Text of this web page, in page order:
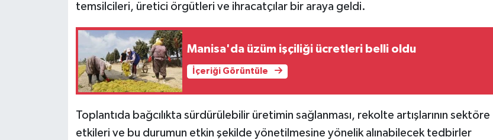
temsilcileri, üretici örgütleri ve ihracatçılar bir araya geldi.
Manisa'da üzüm işçiliği ücretleri belli oldu
İçeriği Görüntüle
Toplantıda bağcılıkta sürdürülebilir üretimin sağlanması, rekolte artışlarının sektöre
etkileri ve bu durumun etkin şekilde yönetilmesine yönelik alınabilecek tedbirler